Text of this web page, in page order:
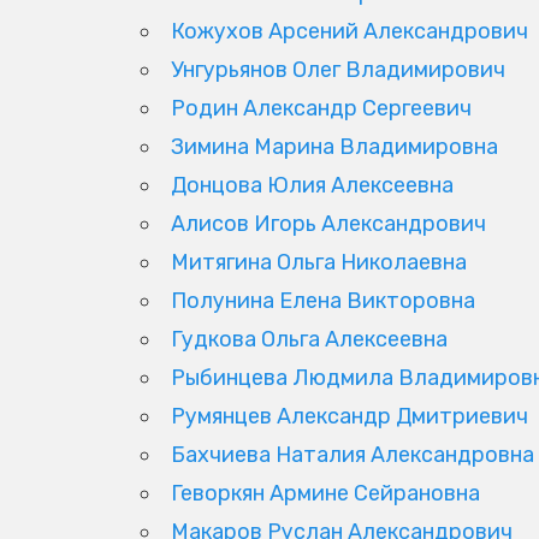
Кожухов Арсений Александрович
Унгурьянов Олег Владимирович
Родин Александр Сергеевич
Зимина Марина Владимировна
Донцова Юлия Алексеевна
Алисов Игорь Александрович
Митягина Ольга Николаевна
Полунина Елена Викторовна
Гудкова Ольга Алексеевна
Рыбинцева Людмила
Румянцев Александр Дмитриевич
Бахчиева Наталия Александровна
Геворкян Армине Сейрановна
Макаров Руслан Александрович